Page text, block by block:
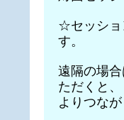
☆セッショ
す。
遠隔の場
ただくと、
よりつな